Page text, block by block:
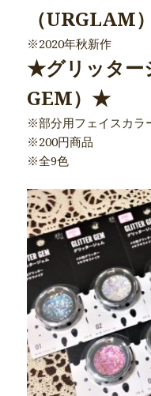
（
※2020年秋新作
★グリッター
GEM）★
※部分用フェイスカラ
※200円商品
※全9色